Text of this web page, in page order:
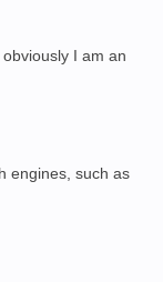
obviously I am an
engines, such as